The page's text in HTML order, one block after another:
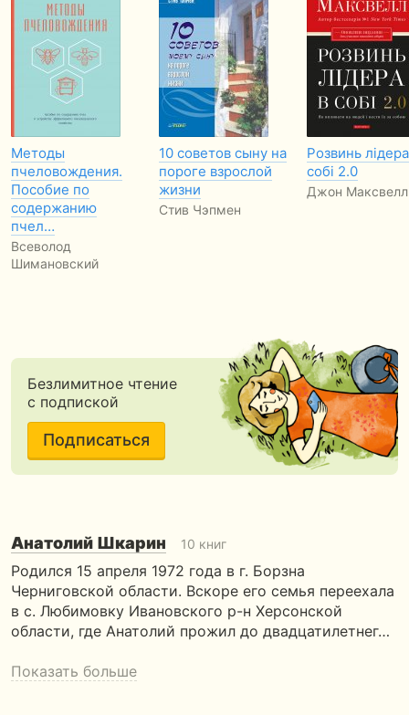
Методы
пчеловождения.
Пособие по
содержанию
пчел…
Всеволод
Шимановский
10 советов сыну на
пороге взрослой
жизни
Стив Чэпмен
Розвинь
собі 2.0
Джон Максвелл
Безлимитное чтение
с подпиской
Подписаться
Анатолий Шкарин 10 книг
Родился 15 апреля 1972 года в г. Борзна
Черниговской области. Вскоре его семья переехала
в с. Любимовку Ивановского р-н Херсонской
области, где Анатолий прожил до двадцатилетнег…
Показать больше